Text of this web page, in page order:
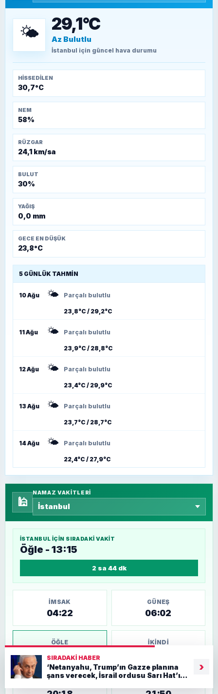
TEOMAN ALPASLAN
Kütahya-Eskişehir Muharebeleri (10-24
🌤️ 29,1°C
Az Bulutlu
İstanbul için güncel hava durumu
HISSEDILEN
30,7°C
NEM
58%
RÜZGAR
24,1 km/sa
BULUT
30%
YAĞIŞ
0,0 mm
GECE EN DÜŞÜK
23,8°C
5 GÜNLÜK TAHMIN
10 Ağu 🌤️ Parçalı bulutlu
23,8°C / 29,2°C
11 Ağu 🌤️ Parçalı bulutlu
23,9°C / 28,8°C
12 Ağu 🌤️ Parçalı bulutlu
23,4°C / 29,9°C
13 Ağu 🌤️ Parçalı bulutlu
23,7°C / 28,7°C
14 Ağu 🌤️ Parçalı bulutlu
22,4°C / 27,9°C
🕌
NAMAZ VAKITLERI
İSTANBUL IÇIN SIRADAKI VAKIT
Öğle - 13:15
2 sa 44 dk
İMSAK
04:22
GÜNEŞ
06:02
ÖĞLE
13:15
İKINDI
SIRADAKI HABER
‘Netanyahu, Trump’ın Gazze planına
şans verecek, İsrail ordusu Sarı Hat’ın
›